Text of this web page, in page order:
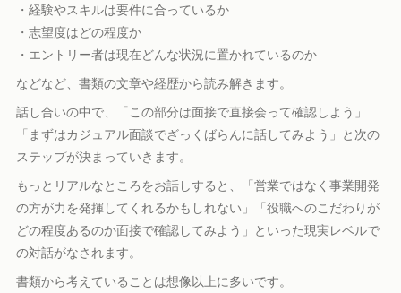
・経験やスキルは要件に合っているか
・志望度はどの程度か
・エントリー者は現在どんな状況に置かれているのか
などなど、書類の文章や経歴から読み解きます。
話し合いの中で、「この部分は面接で直接会って確認しよう」
「まずはカジュアル面談でざっくばらんに話してみよう」と次の
ステップが決まっていきます。
もっとリアルなところをお話しすると、「営業ではなく事業開発
の方が力を発揮してくれるかもしれない」「役職へのこだわりが
どの程度あるのか面接で確認してみよう」といった現実レベルで
の対話がなされます。
書類から考えていることは想像以上に多いです。